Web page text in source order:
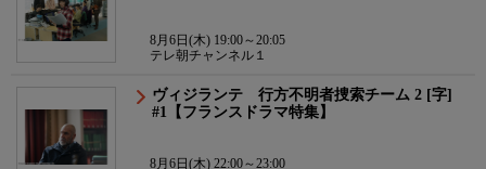
8月6日(木) 19:00～20:05
テレ朝チャンネル１
ヴィジランテ 行方不明者捜索チーム 2 [字]
#1【フランスドラマ特集】
8月6日(木) 22:00～23:00